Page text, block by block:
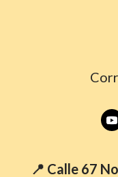
📍 Calle 67